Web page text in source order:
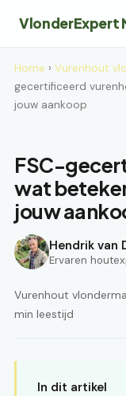
VlonderExpert
Home › Vurenhout
gecertificeerd
jouw aankoop
FSC-
wat
jouw
Hendrik van
Ervaren
Vurenhout
min leestijd
In dit artikel